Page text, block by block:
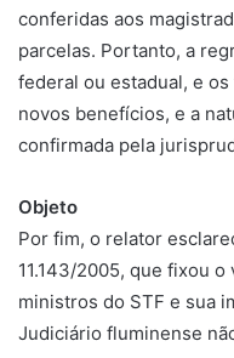
conferidas aos
parcelas. Portanto, a
federal ou estadual, e
novos benefícios, e a
confirmada pela
Objeto
Por fim, o relator
11.143/2005, que fixou
ministros do STF e sua
Judiciário fluminense